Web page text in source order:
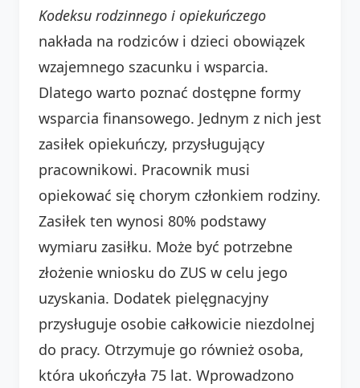
Kodeksu rodzinnego i opiekuńczego
nakłada na rodziców i dzieci obowiązek
wzajemnego szacunku i wsparcia.
Dlatego warto poznać dostępne formy
wsparcia finansowego. Jednym z nich jest
zasiłek opiekuńczy, przysługujący
pracownikowi. Pracownik musi
opiekować się chorym członkiem rodziny.
Zasiłek ten wynosi 80% podstawy
wymiaru zasiłku. Może być potrzebne
złożenie wniosku do ZUS w celu jego
uzyskania. Dodatek pielęgnacyjny
przysługuje osobie całkowicie niezdolnej
do pracy. Otrzymuje go również osoba,
która ukończyła 75 lat. Wprowadzono